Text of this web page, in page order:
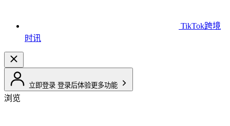
TikTok跨境
时讯
立即登录 登录后体验更多功能
浏览